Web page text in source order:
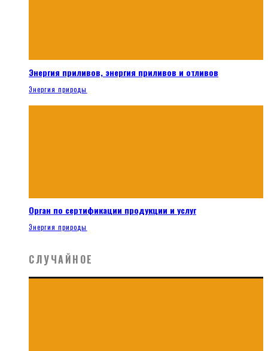
Энергия приливов, энергия приливов и отливов
Энергия природы
Орган по сертификации продукции и услуг
Энергия природы
СЛУЧАЙНОЕ